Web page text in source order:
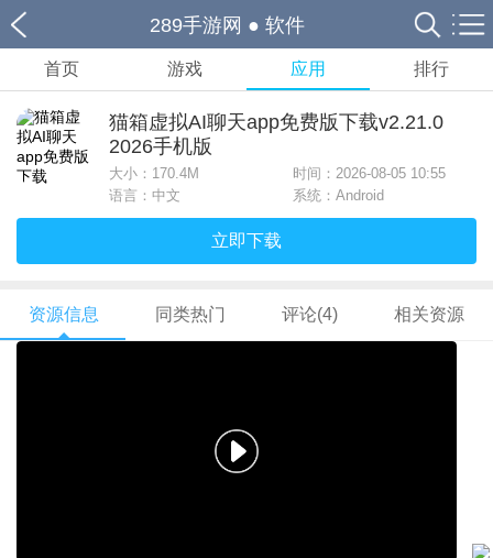
289手游网 ● 软件
首页 游戏 应用 排行
猫箱虚拟AI聊天app免费版下载v2.21.0
2026手机版
大小： 170.4M
时间：2026-08-05 10:55
语言：中文
系统：Android
立即下载
资源信息 同类热门 评论(4) 相关资源